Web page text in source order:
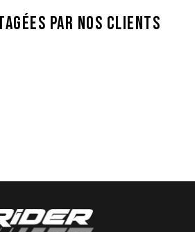
PAR NOS CLIENTS